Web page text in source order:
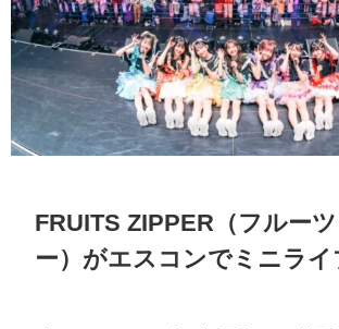
FRUITS ZIPPER （フルー
ー）がエスコンでミニライ